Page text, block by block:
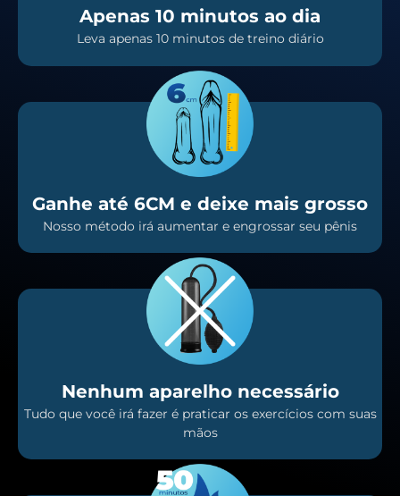
Apenas 10 minutos ao dia
Leva apenas 10 minutos de treino diário
Ganhe até 6CM e deixe mais grosso
Nosso método irá aumentar e engrossar seu pênis
Nenhum aparelho necessário
Tudo que você irá fazer é praticar os exercícios com suas
mãos